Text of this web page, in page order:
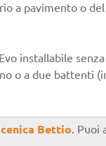
a pavimento o
installabile
o a due battenti
Bettio .